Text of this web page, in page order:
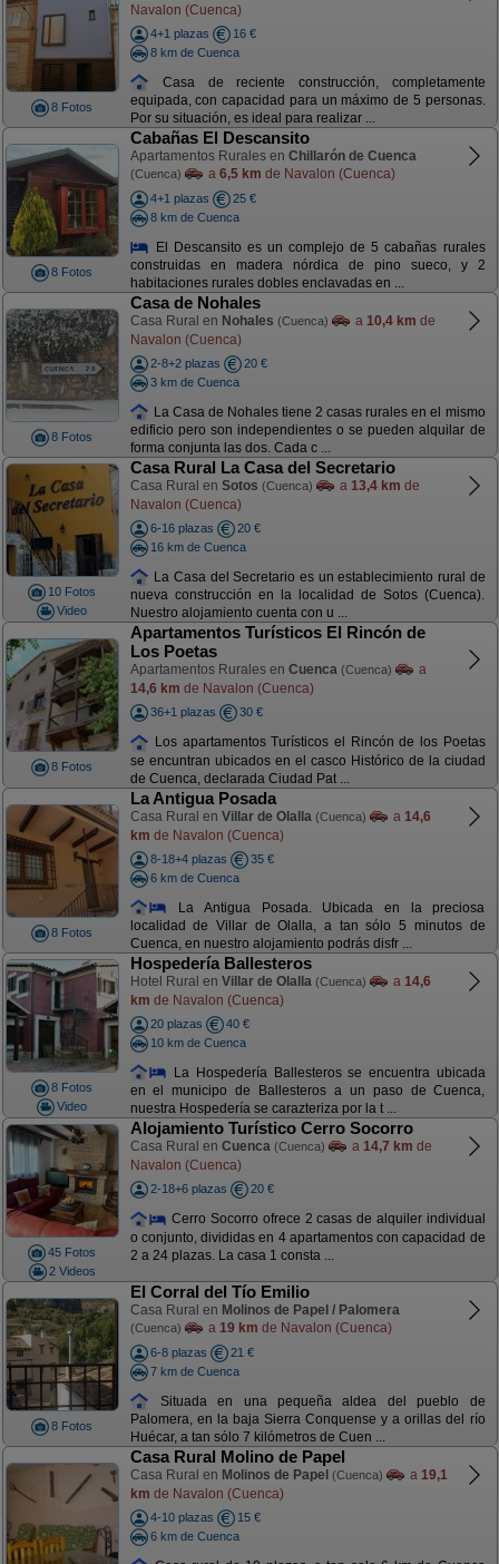
8 Fotos
Navalon (Cuenca)
4+1 plazas
16 €
8 km de Cuenca
Casa de reciente construcción, completamente
equipada, con capacidad para un máximo de 5 personas.
Por su situación, es ideal para realizar ...
8 Fotos
Cabañas El Descansito
Apartamentos Rurales en Chillarón de Cuenca
(Cuenca) a 6,5 km de Navalon (Cuenca)
4+1 plazas
25 €
8 km de Cuenca
El Descansito es un complejo de 5 cabañas rurales
construidas en madera nórdica de pino sueco, y 2
habitaciones rurales dobles enclavadas en ...
8 Fotos
Casa de Nohales
Casa Rural en Nohales (Cuenca) a 10,4 km de
Navalon (Cuenca)
2-8+2 plazas
20 €
3 km de Cuenca
La Casa de Nohales tiene 2 casas rurales en el mismo
edificio pero son independientes o se pueden alquilar de
forma conjunta las dos. Cada c ...
10 Fotos
Video
Casa Rural La Casa del Secretario
Casa Rural en Sotos (Cuenca) a 13,4 km de
Navalon (Cuenca)
6-16 plazas
20 €
16 km de Cuenca
La Casa del Secretario es un establecimiento rural de
nueva construcción en la localidad de Sotos (Cuenca).
Nuestro alojamiento cuenta con u ...
8 Fotos
Apartamentos Turísticos El Rincón de
Los Poetas
Apartamentos Rurales en Cuenca (Cuenca)
a
14,6 km de Navalon (Cuenca)
36+1 plazas 30 €
Los apartamentos Turísticos el Rincón de los Poetas
se encuntran ubicados en el casco Histórico de la ciudad
de Cuenca, declarada Ciudad Pat ...
8 Fotos
La Antigua Posada
Casa Rural en Villar de Olalla (Cuenca) a 14,6
km de Navalon (Cuenca)
8-18+4 plazas
35 €
6 km de Cuenca
La Antigua Posada. Ubicada en la preciosa
localidad de Villar de Olalla, a tan sólo 5 minutos de
Cuenca, en nuestro alojamiento podrás disfr ...
8 Fotos
Video
Hospedería Ballesteros
Hotel Rural en Villar de Olalla (Cuenca) a 14,6
km de Navalon (Cuenca)
20 plazas
40 €
10 km de Cuenca
La Hospedería Ballesteros se encuentra ubicada
en el municipo de Ballesteros a un paso de Cuenca,
nuestra Hospedería se carazteriza por la t ...
45 Fotos
2 Videos
Alojamiento Turístico Cerro Socorro
Casa Rural en Cuenca (Cuenca) a 14,7 km de
Navalon (Cuenca)
2-18+6 plazas 20 €
Cerro Socorro ofrece 2 casas de alquiler individual
o conjunto, divididas en 4 apartamentos con capacidad de
2 a 24 plazas. La casa 1 consta ...
8 Fotos
El Corral del Tío Emilio
Casa Rural en Molinos de Papel / Palomera
(Cuenca) a 19 km de Navalon (Cuenca)
6-8 plazas
21 €
7 km de Cuenca
Situada en una pequeña aldea del pueblo de
Palomera, en la baja Sierra Conquense y a orillas del río
Huécar, a tan sólo 7 kilómetros de Cuen ...
Casa Rural Molino de Papel
Casa Rural en Molinos de Papel (Cuenca) a 19,1
km de Navalon (Cuenca)
4-10 plazas
15 €
6 km de Cuenca